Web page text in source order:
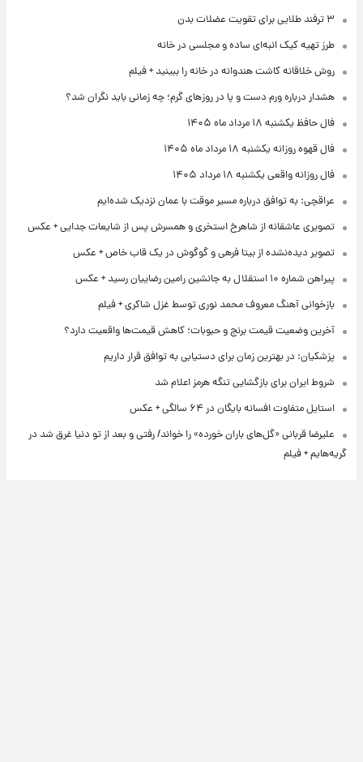
۳ ترفند طلایی برای تقویت عضلات بدن
طرز تهیه کیک انبه‌ای ساده و مجلسی در خانه
روش خلاقانه کاشت هندوانه در خانه را ببینید + فیلم
هشدار درباره ورم دست و پا در روزهای گرم؛ چه زمانی باید نگران شد؟
فال حافظ یکشنبه ۱۸ مرداد ماه ۱۴۰۵
فال قهوه روزانه یکشنبه ۱۸ مرداد ماه ۱۴۰۵
فال روزانه واقعی یکشنبه ۱۸ مرداد ۱۴۰۵
عراقچی: به توافق درباره مسیر موقت با عمان نزدیک شده‌ایم
تصویری عاشقانه از شاهرخ استخری و همسرش پس از شایعات جدایی + عکس
تصویر دیده‌نشده از بیتا فرهی و گوگوش در یک قاب خاص + عکس
پیراهن شماره ۱۰ استقلال به جانشین رامین رضاییان رسید + عکس
بازخوانی آهنگ معروف محمد نوری توسط غزل شاکری + فیلم
آخرین وضعیت قیمت برنج و حبوبات؛ کاهش قیمت‌ها واقعیت دارد؟
پزشکیان: در بهترین زمان برای دستیابی به توافق قرار داریم
شروط ایران برای بازگشایی تنگه هرمز اعلام شد
استایل متفاوت افسانه بایگان در ۶۴ سالگی + عکس
علیرضا قربانی «گل‌های باران خورده» را خواند/ رفتی و بعد از تو دنیا غرق شد در
گریه‌هایم + فیلم